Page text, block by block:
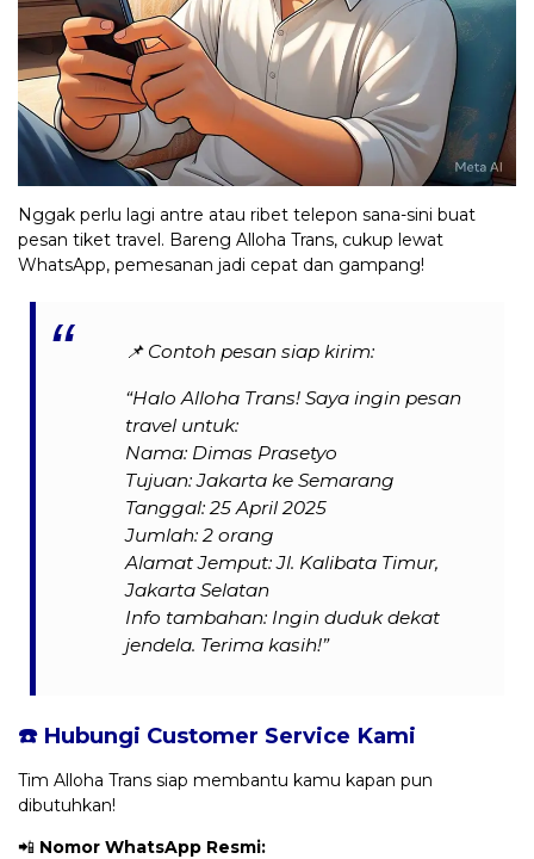
Nggak perlu lagi antre atau ribet telepon sana-sini buat
pesan tiket travel. Bareng Alloha Trans, cukup lewat
WhatsApp, pemesanan jadi cepat dan gampang!
📌 Contoh pesan siap kirim:
“Halo Alloha Trans! Saya ingin pesan
travel untuk:
Nama: Dimas Prasetyo
Tujuan: Jakarta ke Semarang
Tanggal: 25 April 2025
Jumlah: 2 orang
Alamat Jemput: Jl. Kalibata Timur,
Jakarta Selatan
Info tambahan: Ingin duduk dekat
jendela. Terima kasih!”
☎️ Hubungi Customer Service Kami
Tim Alloha Trans siap membantu kamu kapan pun
dibutuhkan!
📲 Nomor WhatsApp Resmi: